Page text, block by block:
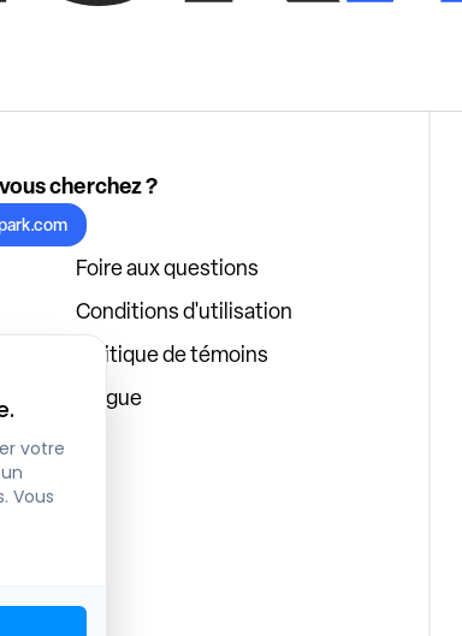
cherchez ?
Foire aux questions
Conditions d'utilisation
Politique de témoins
Blogue
votre
Vous